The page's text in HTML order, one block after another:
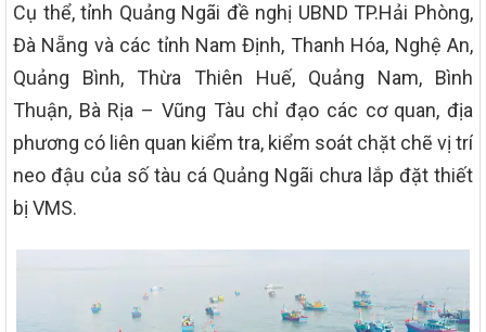
Cụ thể, tỉnh Quảng Ngãi đề nghị UBND TP.Hải Phòng,
Đà Nẵng và các tỉnh Nam Định, Thanh Hóa, Nghệ An,
Quảng Bình, Thừa Thiên Huế, Quảng Nam, Bình
Thuận, Bà Rịa – Vũng Tàu chỉ đạo các cơ quan, địa
phương có liên quan kiểm tra, kiểm soát chặt chẽ vị trí
neo đậu của số tàu cá Quảng Ngãi chưa lắp đặt thiết
bị VMS.